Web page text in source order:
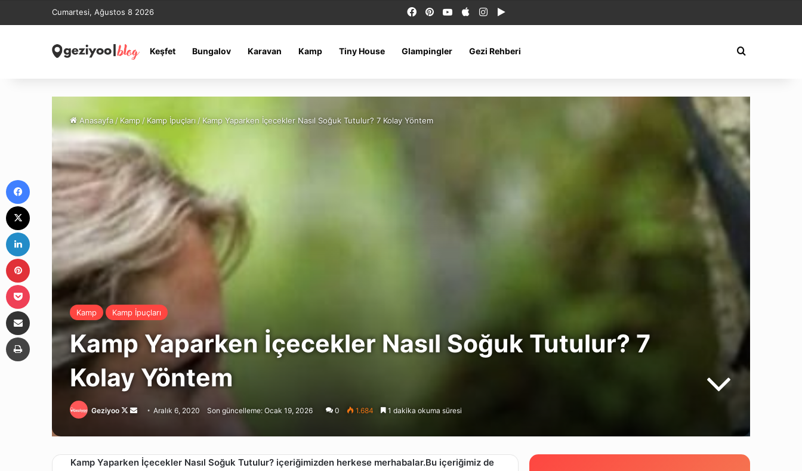
Cumartesi, Ağustos 8 2026 Facebook
PinterestYouTube
AppleInstagram
Google Play
Keşfet Bungalov Karavan Kamp Tiny House Glampingler Gezi Rehberi Arama yap
Anasayfa /Kamp /Kamp İpuçları /Kamp Yaparken İçecekler Nasıl Soğuk Tutulur? 7 Kolay Yöntem
Kamp Kamp İpuçları
Kamp Yaparken İçecekler Nasıl Soğuk Tutulur? 7
Kolay Yöntem
Geziyoo
Follow
X
Bir
posta
Aralık 6, 2020 Son güncelleme: Ocak 19, 2026 0 1.684 1 dakika okuma süresi
Kamp Yaparken İçecekler Nasıl Soğuk Tutulur? içeriğimizden herkese merhabalar.Bu içeriğimiz de
Facebook
LinkedIn
Pinterest
Pocket